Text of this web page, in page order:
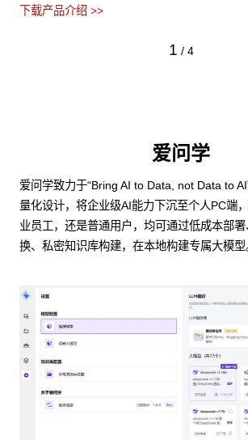
下载产品介绍 >>
1 / 4
爱问学
爱问学致力于“Bring AI to Data, not Data to
量化设计，将企业级AI能力下沉至个人PC端
业员工，还是普通用户，均可通过低成本部
换、私密知识库构建，在本地构建专属大模型